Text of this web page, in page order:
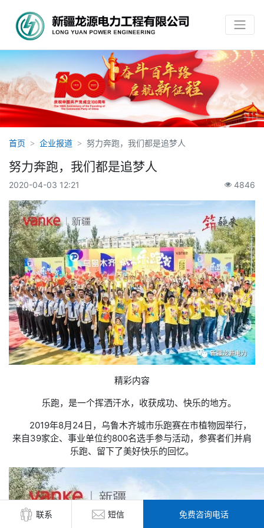
Previous Next
首页 企业报道 努力奔跑，我们都是追梦人
努力奔跑，我们都是追梦人
2020-04-03 12:21 4846
精彩内容
乐跑，是一个挥洒汗水，收获成功、快乐的地方。
2019年8月24日，乌鲁木齐城市乐跑赛在市植物园举行，
来自39家企、事业单位约800名选手参与活动，参赛者们并肩
乐跑、留下了美好快乐的回忆。
联系 短信 免费咨询电话